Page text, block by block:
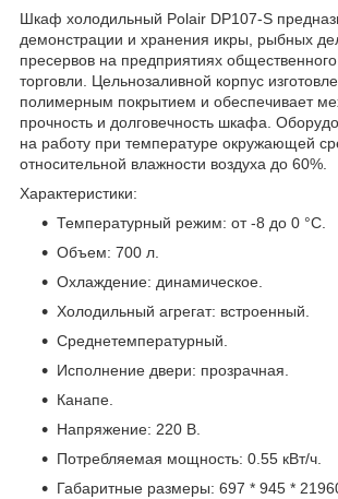
Шкаф холодильный Polair DP107-S
демонстрации и хранения икры, рыбных
пресервов на предприятиях
торговли. Цельнозаливной корпус
полимерным покрытием и обеспечивает
прочность и долговечность шкафа.
на работу при температуре окружающей
относительной влажности воздуха до 60%.
Характеристики:
Температурный режим: от -8 до 0 °C.
Объем: 700 л.
Охлаждение: динамическое.
Холодильный агрегат: встроенный.
Среднетемпературный.
Исполнение двери: прозрачная.
Канапе.
Напряжение: 220 В.
Потребляемая мощность: 0.55 кВт/ч.
Габаритные размеры: 697 * 945 *